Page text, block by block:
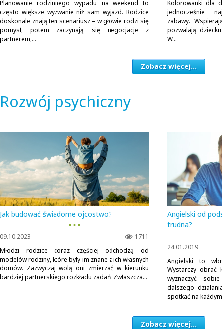
Planowanie rodzinnego wypadu na weekend to
często większe wyzwanie niż sam wyjazd. Rodzice
doskonale znają ten scenariusz – w głowie rodzi się
pomysł, potem zaczynają się negocjacje z
partnerem,...
Kolorowanki dla
jednocześnie
zabawy.
pozwalają
W...
Zobacz więcej...
Rozwój psychiczny
Jak budować świadome ojcostwo?
▪ ▪ ▪
1711
09.10.2023
Młodzi rodzice coraz częściej odchodzą od
modelów rodziny, które były im znane z ich własnych
domów. Zazwyczaj wolą oni zmierzać w kierunku
bardziej partnerskiego rozkładu zadań. Zwłaszcza...
Angielski od
trudna?
24.01.2019
Angielski to
Wystarczy obrać
wyznaczyć
dalszego
spotkać na
Zobacz więcej...